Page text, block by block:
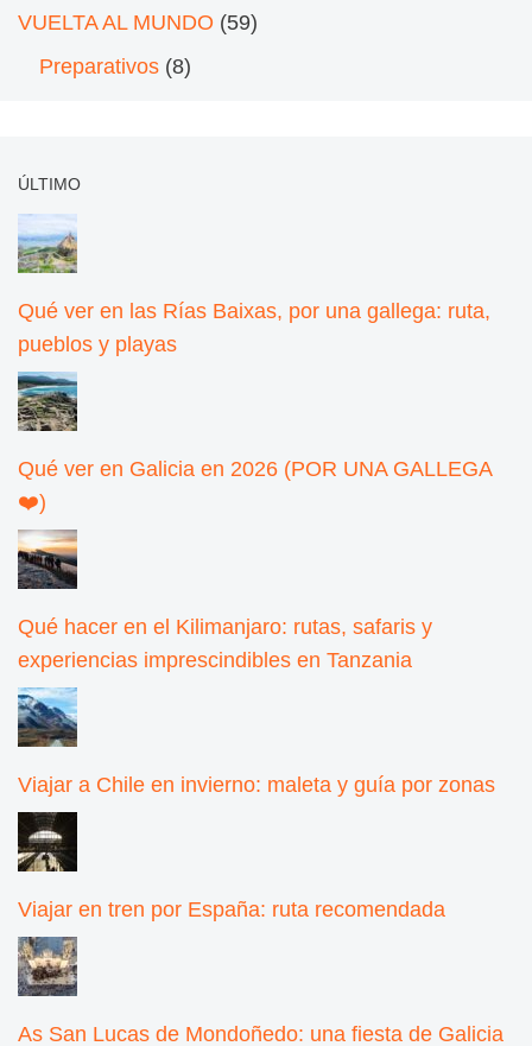
VUELTA AL MUNDO (59)
Preparativos (8)
ÚLTIMO
Qué ver en las Rías Baixas, por una gallega: ruta,
pueblos y playas
Qué ver en Galicia en 2026 (POR UNA GALLEGA
❤️)
Qué hacer en el Kilimanjaro: rutas, safaris y
experiencias imprescindibles en Tanzania
Viajar a Chile en invierno: maleta y guía por zonas
Viajar en tren por España: ruta recomendada
As San Lucas de Mondoñedo: una fiesta de Galicia